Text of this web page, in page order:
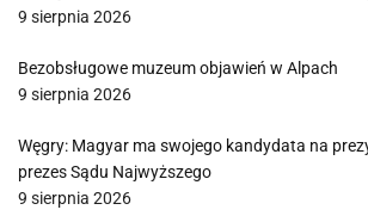
9 sierpnia 2026
Bezobsługowe muzeum objawień w Alpach
9 sierpnia 2026
Węgry: Magyar ma swojego kandydata na
prezes Sądu Najwyższego
9 sierpnia 2026